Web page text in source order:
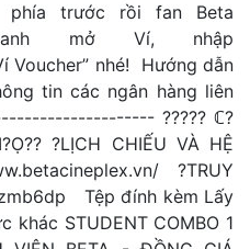
phía trước rồi fan Beta
mở Ví, nhập
Voucher” nhé! Hướng dẫn
tin các ngân hàng liên
????? ℂ?
?LỊCH CHIẾU VÀ HỆ
?TRUY
Tệp đính kèm Lấy
khác STUDENT COMBO 1